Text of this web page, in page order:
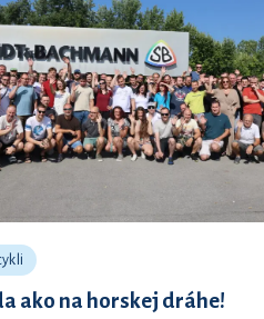
ako na horskej dráhe!